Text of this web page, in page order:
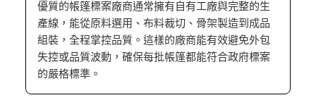
優質的帳篷標案廠商通常擁有自有工廠與完整的生
產線，能從原料選用、布料裁切、骨架製造到成品
組裝，全程掌控品質。這樣的廠商能有效避免外包
失控或品質波動，確保每批帳篷都能符合政府標案
的嚴格標準。